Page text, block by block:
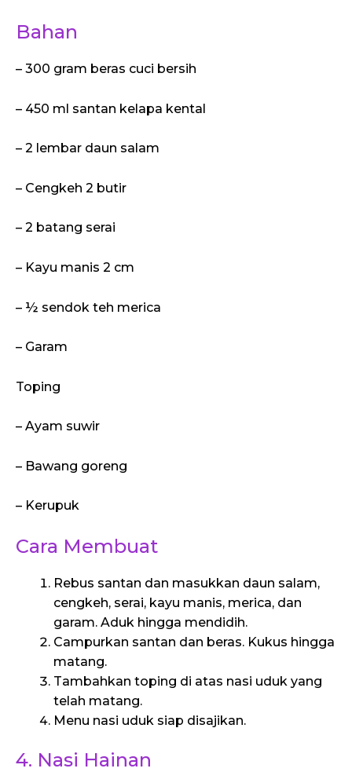
Bahan
– 300 gram beras cuci bersih
– 450 ml santan kelapa kental
– 2 lembar daun salam
– Cengkeh 2 butir
– 2 batang serai
– Kayu manis 2 cm
– ½ sendok teh merica
– Garam
Toping
– Ayam suwir
– Bawang goreng
– Kerupuk
Cara Membuat
Rebus santan dan masukkan daun salam,
cengkeh, serai, kayu manis, merica, dan
garam. Aduk hingga mendidih.
Campurkan santan dan beras. Kukus hingga
matang.
Tambahkan toping di atas nasi uduk yang
telah matang.
Menu nasi uduk siap disajikan.
4. Nasi Hainan